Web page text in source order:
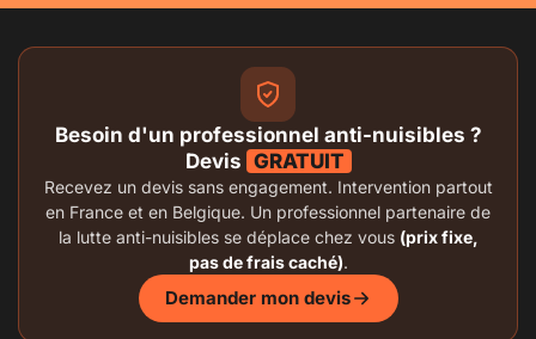
Besoin d'un professionnel anti-nuisibles ?
Devis GRATUIT
Recevez un devis sans engagement. Intervention partout
en France et en Belgique. Un professionnel partenaire de
la lutte anti-nuisibles se déplace chez vous (prix fixe,
pas de frais caché).
Demander mon devis